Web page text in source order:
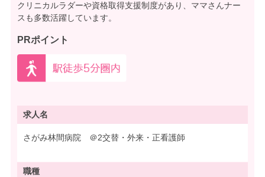
クリニカルラダーや資格取得支援制度があり、ママさんナー
スも多数活躍しています。
PRポイント
求人名
さがみ林間病院 ＠2交替・外来・正看護師
職種